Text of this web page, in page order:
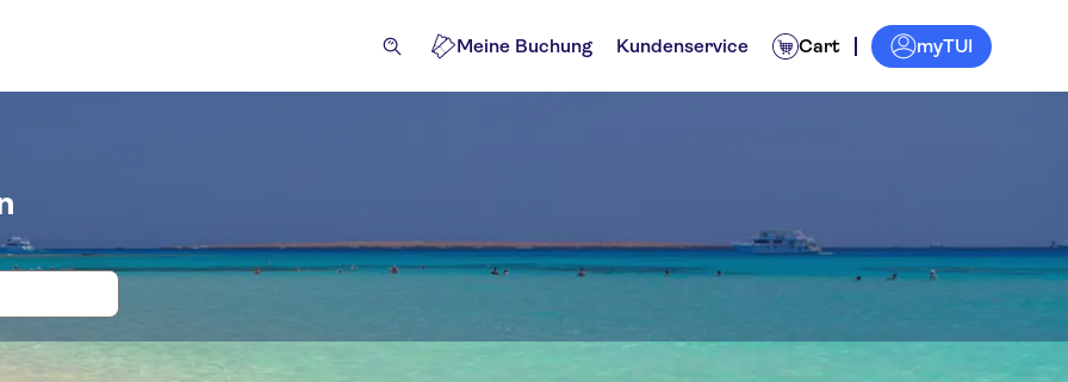
Meine Buchung Kundenservice Cart myTUI